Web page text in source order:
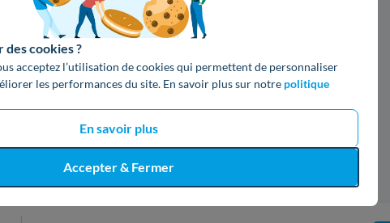
cookies ?
acceptez l’utilisation de cookies qui permettent de personnaliser
les performances du site. En savoir plus sur notre politique
En savoir plus
Accepter & Fermer
votre devis gratuit en 3 clics